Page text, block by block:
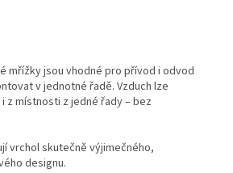
mřížky jsou vhodné pro přívod i odvod
v jednotné řadě. Vzduch lze
z místnosti z jedné řady – bez
vrchol skutečně výjimečného,
designu.